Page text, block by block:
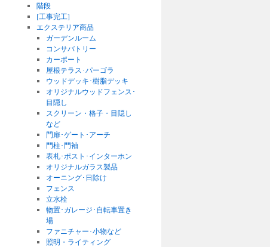
階段
[工事完工]
エクステリア商品
ガーデンルーム
コンサバトリー
カーポート
屋根テラス･パーゴラ
ウッドデッキ･樹脂デッキ
オリジナルウッドフェンス･
目隠し
スクリーン・格子・目隠し
など
門扉･ゲート･アーチ
門柱･門袖
表札･ポスト･インターホン
オリジナルガラス製品
オーニング･日除け
フェンス
立水栓
物置･ガレージ･自転車置き
場
ファニチャー･小物など
照明・ライティング